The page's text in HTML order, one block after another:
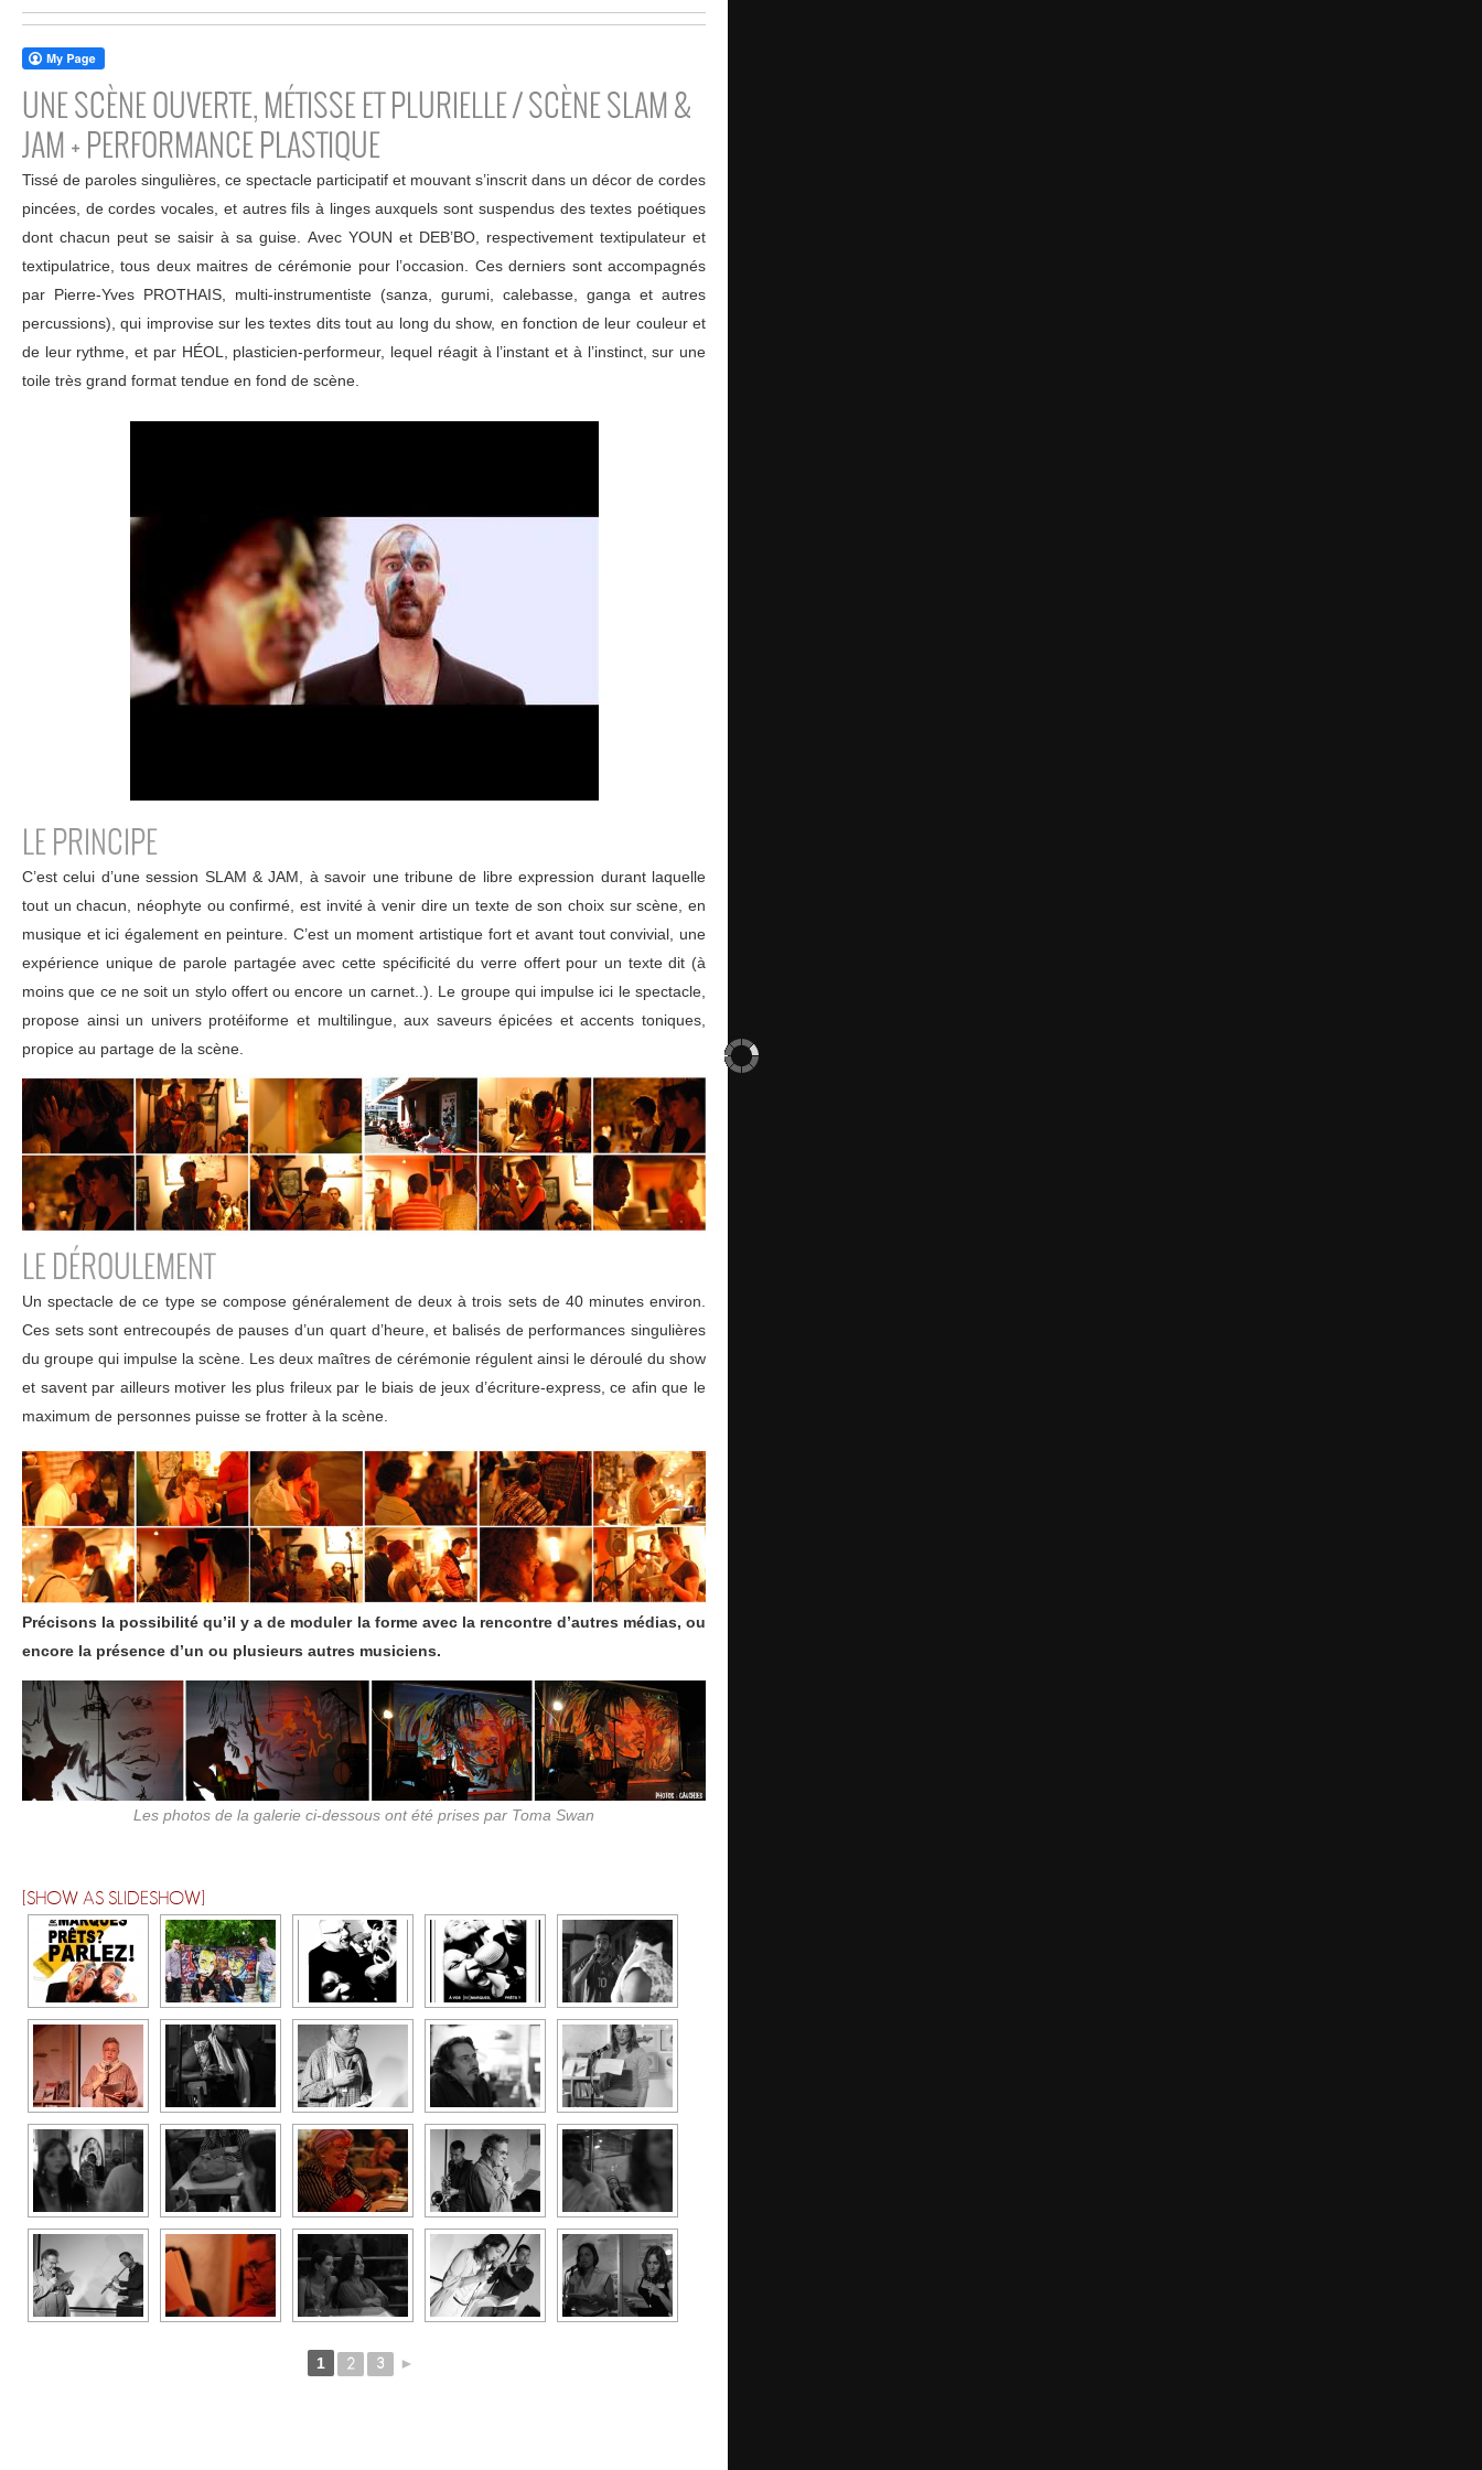
UNE SCÈNE OUVERTE, MÉTISSE ET PLURIELLE / SCÈNE SLAM &
JAM + PERFORMANCE PLASTIQUE
Tissé de paroles singulières, ce spectacle participatif et mouvant s’inscrit dans un décor de cordes
pincées, de cordes vocales, et autres fils à linges auxquels sont suspendus des textes poétiques
dont chacun peut se saisir à sa guise. Avec YOUN et DEB’BO, respectivement textipulateur et
textipulatrice, tous deux maitres de cérémonie pour l’occasion. Ces derniers sont accompagnés
par Pierre-Yves PROTHAIS, multi-instrumentiste (sanza, gurumi, calebasse, ganga et autres
percussions), qui improvise sur les textes dits tout au long du show, en fonction de leur couleur et
de leur rythme, et par HÉOL, plasticien-performeur, lequel réagit à l’instant et à l’instinct, sur une
toile très grand format tendue en fond de scène.
LE PRINCIPE
C’est celui d’une session SLAM & JAM, à savoir une tribune de libre expression durant laquelle
tout un chacun, néophyte ou confirmé, est invité à venir dire un texte de son choix sur scène, en
musique et ici également en peinture. C’est un moment artistique fort et avant tout convivial, une
expérience unique de parole partagée avec cette spécificité du verre offert pour un texte dit (à
moins que ce ne soit un stylo offert ou encore un carnet..). Le groupe qui impulse ici le spectacle,
propose ainsi un univers protéiforme et multilingue, aux saveurs épicées et accents toniques,
propice au partage de la scène.
LE DÉROULEMENT
Un spectacle de ce type se compose généralement de deux à trois sets de 40 minutes environ.
Ces sets sont entrecoupés de pauses d’un quart d’heure, et balisés de performances singulières
du groupe qui impulse la scène. Les deux maîtres de cérémonie régulent ainsi le déroulé du show
et savent par ailleurs motiver les plus frileux par le biais de jeux d’écriture-express, ce afin que le
maximum de personnes puisse se frotter à la scène.
Précisons la possibilité qu’il y a de moduler la forme avec la rencontre d’autres médias, ou
encore la présence d’un ou plusieurs autres musiciens.
Les photos de la galerie ci-dessous ont été prises par Toma Swan
[SHOW AS SLIDESHOW]
1 2 3 ►